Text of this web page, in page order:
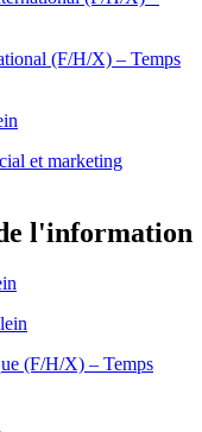
(F/H/X) – Temps
et marketing
l'information
(F/H/X) – Temps